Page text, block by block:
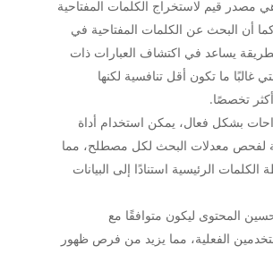
مصدر قيم لاستخراج الكلمات المفتاحية
كما أن البحث عن الكلمات المفتاحية في
يساعد في اكتشاف العبارات ذات
غالبًا ما تكون أقل تنافسية لكنها
تخصصًا.
بشكل فعال، يمكن استخدام أداة
لفحص معدلات البحث لكل مصطلح، مما
الرئيسية استنادًا إلى البيانات
المحتوى ليكون متوافقًا مع
الفعلية، مما يزيد من فرص ظهور